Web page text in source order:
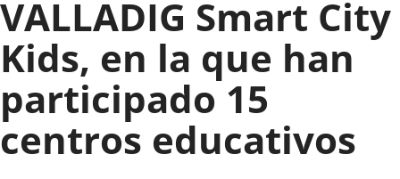
VALLADIG Smart City
Kids, en la que han
participado 15
centros educativos